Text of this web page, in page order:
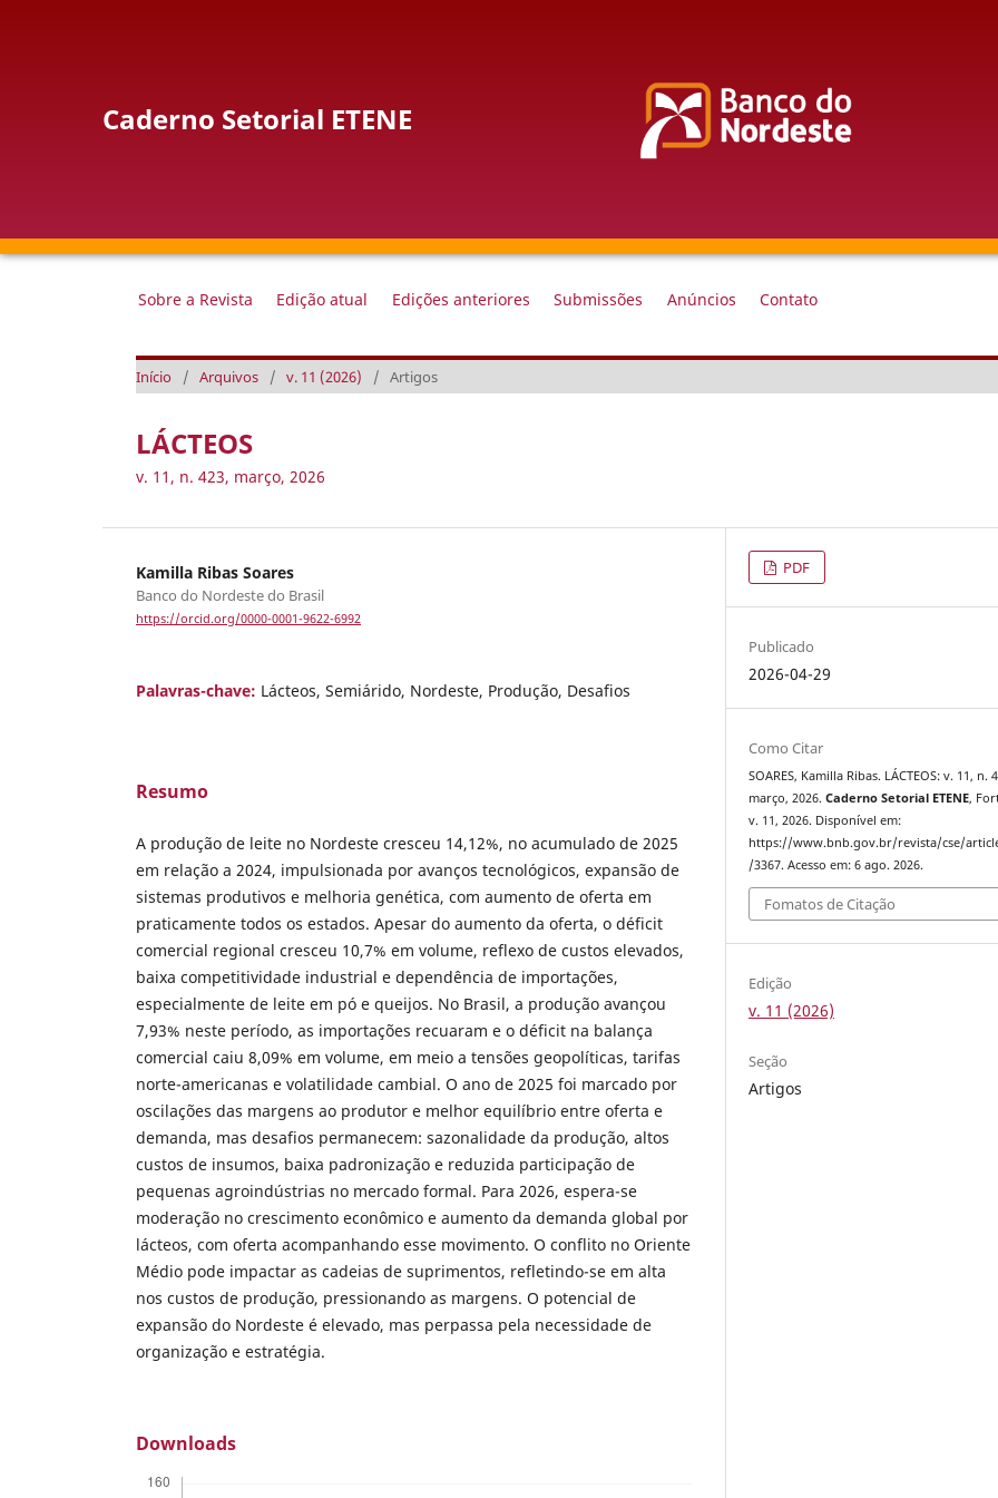
Caderno Setorial ETENE
Sobre a Revista Edição atual Edições anteriores Submissões Anúncios Contato
Início / Arquivos / v. 11 (2026) / Artigos
LÁCTEOS
v. 11, n. 423, março, 2026
Kamilla Ribas Soares
Banco do Nordeste do Brasil
https://orcid.org/0000-0001-9622-6992
Palavras-chave: Lácteos, Semiárido, Nordeste, Produção, Desafios
Resumo
A produção de leite no Nordeste cresceu 14,12%, no acumulado de 2025
em relação a 2024, impulsionada por avanços tecnológicos, expansão de
sistemas produtivos e melhoria genética, com aumento de oferta em
praticamente todos os estados. Apesar do aumento da oferta, o déficit
comercial regional cresceu 10,7% em volume, reflexo de custos elevados,
baixa competitividade industrial e dependência de importações,
especialmente de leite em pó e queijos. No Brasil, a produção avançou
7,93% neste período, as importações recuaram e o déficit na balança
comercial caiu 8,09% em volume, em meio a tensões geopolíticas, tarifas
norte-americanas e volatilidade cambial. O ano de 2025 foi marcado por
oscilações das margens ao produtor e melhor equilíbrio entre oferta e
demanda, mas desafios permanecem: sazonalidade da produção, altos
custos de insumos, baixa padronização e reduzida participação de
pequenas agroindústrias no mercado formal. Para 2026, espera-se
moderação no crescimento econômico e aumento da demanda global por
lácteos, com oferta acompanhando esse movimento. O conflito no Oriente
Médio pode impactar as cadeias de suprimentos, refletindo-se em alta
nos custos de produção, pressionando as margens. O potencial de
expansão do Nordeste é elevado, mas perpassa pela necessidade de
organização e estratégia.
Downloads
PDF
Publicado
2026-04-29
Como Citar
SOARES, Kamilla Ribas. LÁCTEOS: v. 11, n.
março, 2026.Caderno Setorial ETENE,
v. 11, 2026. Disponível em:
https://www.bnb.gov.br/revista/cse/
/3367. Acesso em: 6 ago. 2026.
Fomatos de Citação
Edição
v. 11 (2026)
Seção
Artigos